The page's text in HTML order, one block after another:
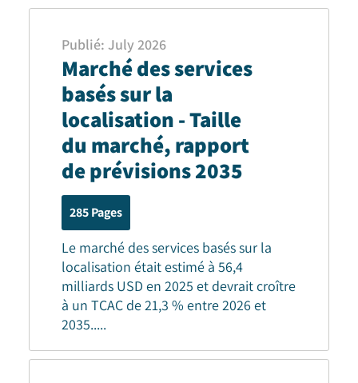
Publié: July 2026
Marché des services
basés sur la
localisation - Taille
du marché, rapport
de prévisions 2035
285Pages
Le marché des services basés sur la
localisation était estimé à 56,4
milliards USD en 2025 et devrait croître
à un TCAC de 21,3 % entre 2026 et
2035.....